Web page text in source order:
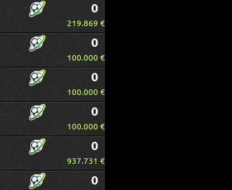
0
219.869 €
0
100.000 €
0
100.000 €
0
100.000 €
0
937.731 €
0